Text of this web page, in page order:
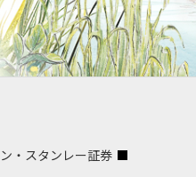
・スタンレー証券